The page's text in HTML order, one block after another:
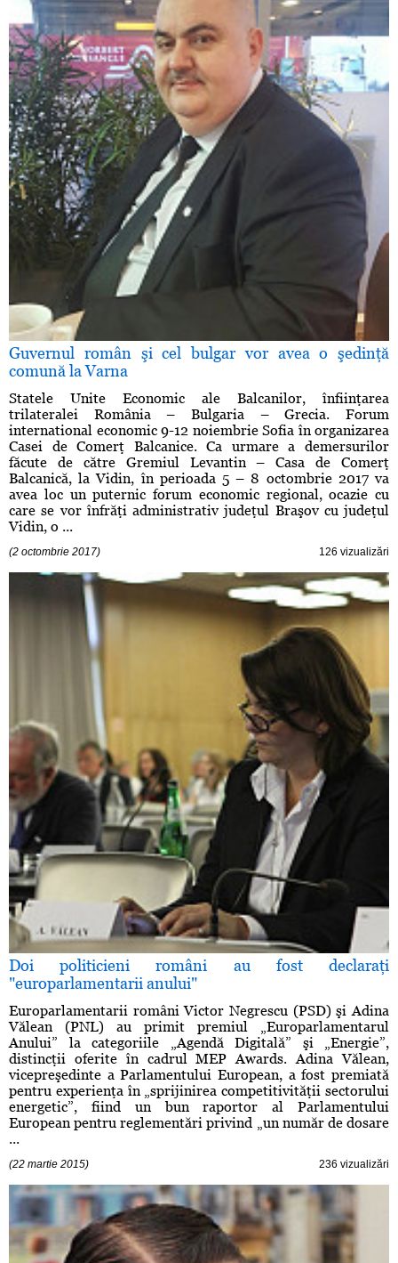
Guvernul român şi cel bulgar vor avea o şedinţă
comună la Varna
Statele Unite Economic ale Balcanilor, înfiinţarea
trilateralei România – Bulgaria – Grecia. Forum
international economic 9-12 noiembrie Sofia în organizarea
Casei de Comerţ Balcanice. Ca urmare a demersurilor
făcute de către Gremiul Levantin – Casa de Comerţ
Balcanică, la Vidin, în perioada 5 – 8 octombrie 2017 va
avea loc un puternic forum economic regional, ocazie cu
care se vor înfrăţi administrativ judeţul Braşov cu judeţul
Vidin, o ...
(2 octombrie 2017) 126 vizualizări
Doi politicieni români au fost declaraţi
"europarlamentarii anului"
Europarlamentarii români Victor Negrescu (PSD) şi Adina
Vălean (PNL) au primit premiul „Europarlamentarul
Anului” la categoriile „Agendă Digitală” şi „Energie”,
distincţii oferite în cadrul MEP Awards. Adina Vălean,
vicepreşedinte a Parlamentului European, a fost premiată
pentru experienţa în „sprijinirea competitivităţii sectorului
energetic”, fiind un bun raportor al Parlamentului
European pentru reglementări privind „un număr de dosare
...
(22 martie 2015) 236 vizualizări